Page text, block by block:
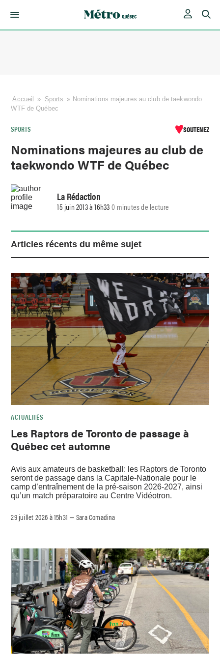
Accueil » Sports » Nominations majeures au club de taekwondo
WTF de Québec
SPORTS SOUTENEZ
Nominations majeures au club de
taekwondo WTF de Québec
La Rédaction
15 juin 2013 à 16h330 minutes de lecture
Articles récents du même sujet
ACTUALITÉS
Les Raptors de Toronto de passage à
Québec cet automne
Avis aux amateurs de basketball: les Raptors de Toronto
seront de passage dans la Capitale-Nationale pour le
camp d’entraînement de la pré-saison 2026-2027, ainsi
qu’un match préparatoire au Centre Vidéotron.
29 juillet 2026 à 15h31 –Sara Comadina